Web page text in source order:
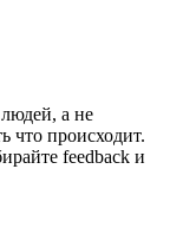
а не
что происходит.
feedback и